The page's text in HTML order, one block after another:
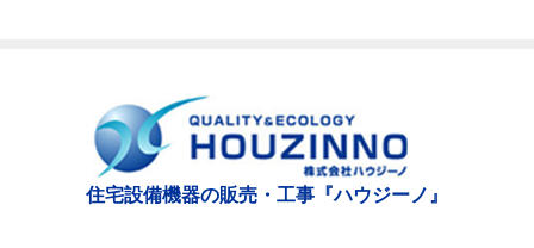
住宅設備機器の販売・工事『ハウジーノ』